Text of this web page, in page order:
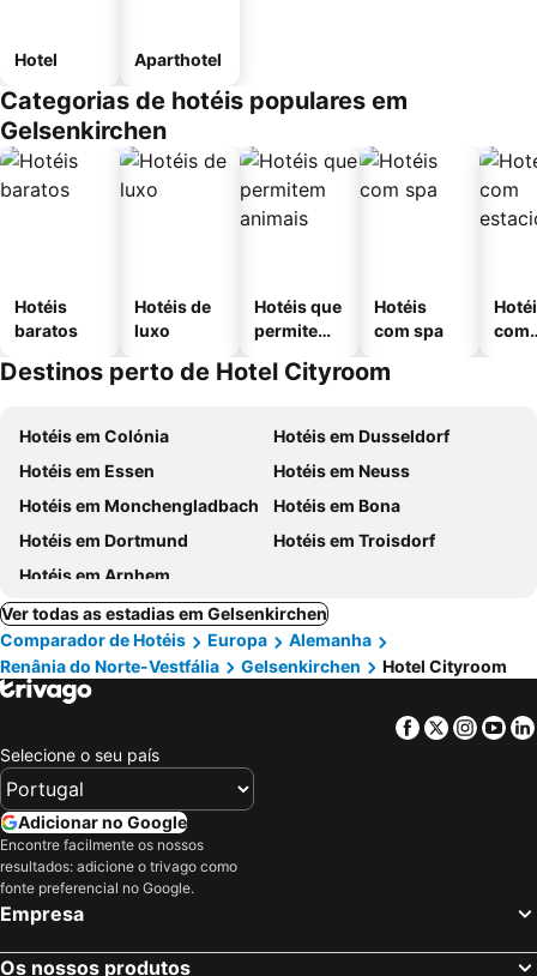
Hotel Aparthotel
Categorias de hotéis populares em
Gelsenkirchen
Hotéis
baratos
Hotéis de
luxo
Hotéis que
permitem
Hotéis
com spa
com
Destinos perto de Hotel Cityroom
Hotéis em Colónia
Hotéis em Dusseldorf
Hotéis em Essen
Hotéis em Neuss
Hotéis em Monchengladbach
Hotéis em Bona
Hotéis em Dortmund
Hotéis em Troisdorf
Hotéis em Arnhem
Ver todas as estadias em Gelsenkirchen
Comparador de Hotéis
Europa
Alemanha
Renânia do Norte-Vestfália
Gelsenkirchen Hotel Cityroom
Facebook
Twitter
Selecione o seu país
Adicionar no Google
Encontre facilmente os nossos
resultados: adicione o trivago como
fonte preferencial no Google.
Empresa
Os nossos produtos